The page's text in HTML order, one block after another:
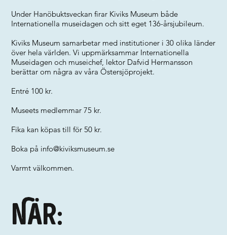
Under Hanöbuktsveckan firar Kiviks Museum både
Internationella museidagen och sitt eget 136-årsjubileum.
Kiviks Museum samarbetar med institutioner i 30 olika länder
över hela världen. Vi uppmärksammar Internationella
Museidagen och museichef, lektor Dafvid Hermansson
berättar om några av våra Östersjöprojekt.
Entré 100 kr.
Museets medlemmar 75 kr.
Fika kan köpas till för 50 kr.
Boka på info@kiviksmuseum.se
Varmt välkommen.
När: